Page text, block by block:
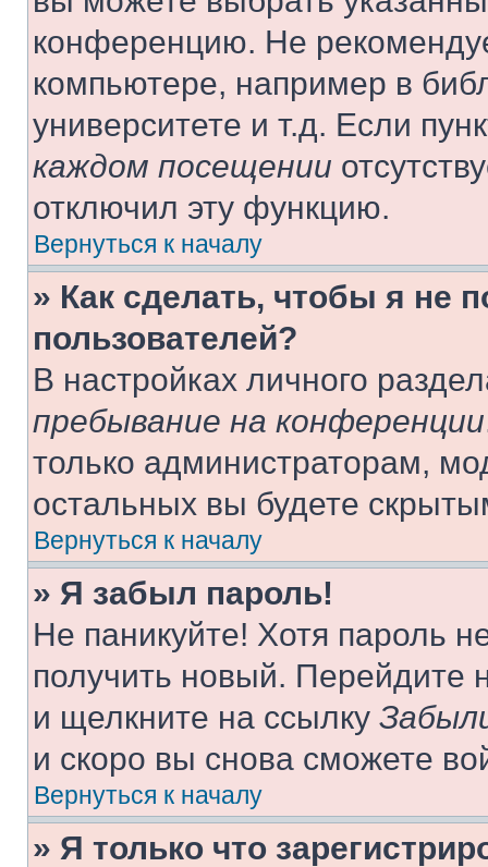
конференцию. Не
компьютере, например в
университете и т.д. Если
каждом посещении
отключил эту функцию.
Вернуться к началу
» Как сделать, чтобы я не
пользователей?
В настройках личного
пребывание на конференции
только администраторам,
остальных вы будете
Вернуться к началу
» Я забыл пароль!
Не паникуйте! Хотя пароль
получить новый. Перейдите
и щелкните на ссылку
и скоро вы снова сможете
Вернуться к началу
» Я только что